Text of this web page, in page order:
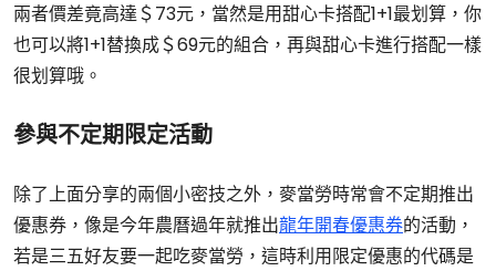
兩者價差竟高達＄73元，當然是用甜心卡搭配1+1最划算，你
也可以將1+1替換成＄69元的組合，再與甜心卡進行搭配一樣
很划算哦。
參與不定期限定活動
除了上面分享的兩個小密技之外，麥當勞時常會不定期推出
優惠券，像是今年農曆過年就推出龍年開春優惠券的活動，
若是三五好友要一起吃麥當勞，這時利用限定優惠的代碼是